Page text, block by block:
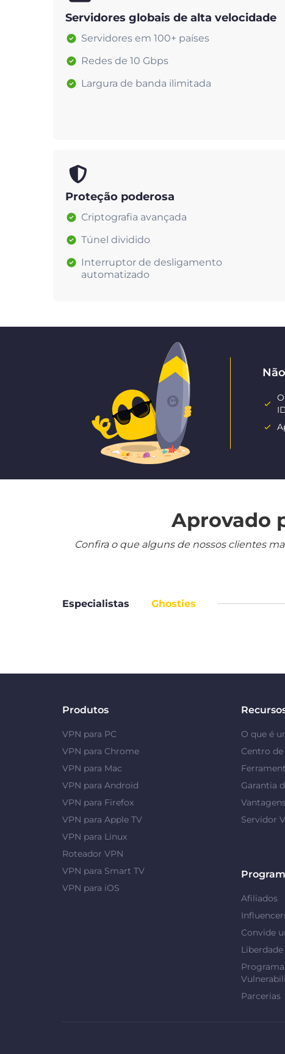
Servidores globais de alta velocidade
Servidores em 100+ países
Redes de 10 Gbps
Largura de banda ilimitada
Proteção poderosa
Criptografia avançada
Túnel dividido
Interruptor de desligamento
automatizado
Aprovado
Confira o que alguns de nossos clientes
Especialistas Ghosties
Produtos
VPN para PC
VPN para Chrome
VPN para Mac
VPN para Android
VPN para Firefox
VPN para Apple TV
VPN para Linux
Roteador VPN
VPN para Smart TV
VPN para iOS
O que é
Centro
Garantia
Servidor
Afiliados
Convide
Liberdade
Parcerias